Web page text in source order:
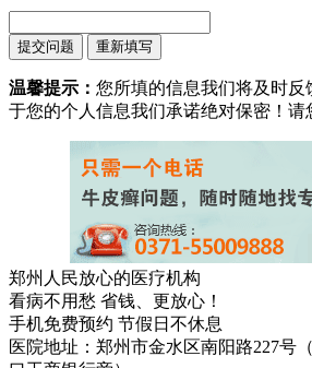
温馨提示： 您所填的信息我们将及时
于您的个人信息我们承诺绝对保密！请
郑州人民放心的医疗机构
看病不用愁 省钱、更放心！
手机免费预约 节假日不休息
医院地址：郑州市金水区南阳路227号